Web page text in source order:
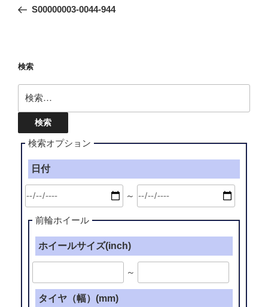
ナ
ー
シ
ョ
ン
の
S00000003-0044-944
検索
索:
検索オプション
日付
～
前輪ホイール
ホイールサイズ(inch)
～
タイヤ（幅）(mm)